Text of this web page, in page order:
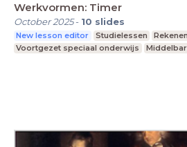
Werkvormen: Timer
October 2025- 10 slides
New lesson editor Studielessen Rekenen
Voortgezet speciaal onderwijs